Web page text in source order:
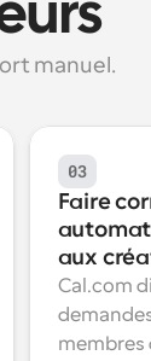
manuel.
03
Faire
aux
Cal.com
membres